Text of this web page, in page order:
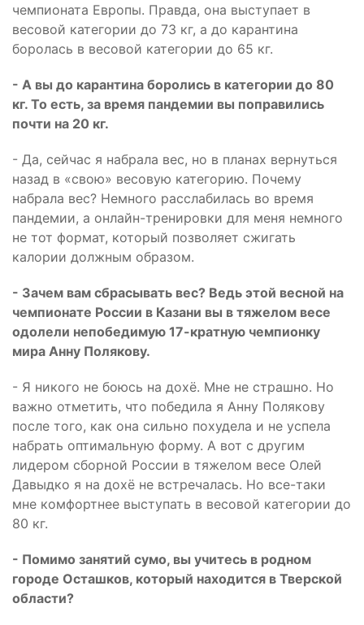
чемпионата Европы. Правда, она выступает в
весовой категории до 73 кг, а до карантина
боролась в весовой категории до 65 кг.
- А вы до карантина боролись в категории до 80
кг. То есть, за время пандемии вы поправились
почти на 20 кг.
- Да, сейчас я набрала вес, но в планах вернуться
назад в «свою» весовую категорию. Почему
набрала вес? Немного расслабилась во время
пандемии, а онлайн-тренировки для меня немного
не тот формат, который позволяет сжигать
калории должным образом.
- Зачем вам сбрасывать вес? Ведь этой весной на
чемпионате России в Казани вы в тяжелом весе
одолели непобедимую 17-кратную чемпионку
мира Анну Полякову.
- Я никого не боюсь на дохё. Мне не страшно. Но
важно отметить, что победила я Анну Полякову
после того, как она сильно похудела и не успела
набрать оптимальную форму. А вот с другим
лидером сборной России в тяжелом весе Олей
Давыдко я на дохё не встречалась. Но все-таки
мне комфортнее выступать в весовой категории до
80 кг.
- Помимо занятий сумо, вы учитесь в родном
городе Осташков, который находится в Тверской
области?